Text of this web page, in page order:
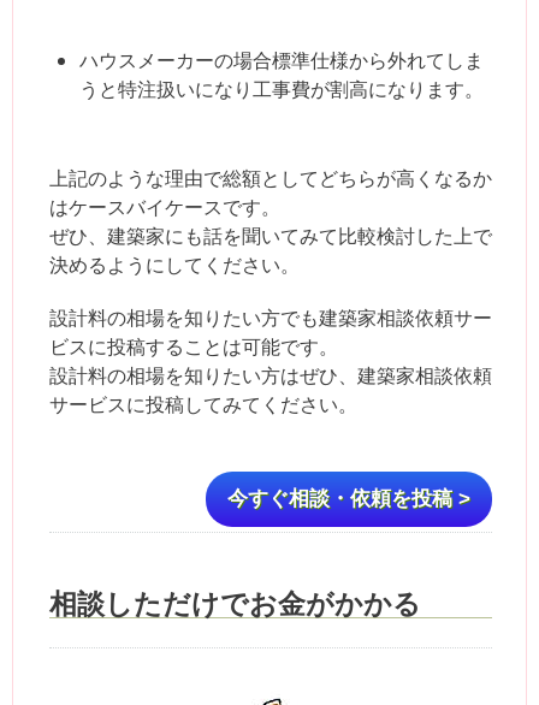
ハウスメーカーの場合標準仕様から外れてしま
うと特注扱いになり工事費が割高になります。
上記のような理由で総額としてどちらが高くなるか
はケースバイケースです。
ぜひ、建築家にも話を聞いてみて比較検討した上で
決めるようにしてください。
設計料の相場を知りたい方でも建築家相談依頼サー
ビスに投稿することは可能です。
設計料の相場を知りたい方はぜひ、建築家相談依頼
サービスに投稿してみてください。
今すぐ相談・依頼を投稿 >
相談しただけでお金がかかる